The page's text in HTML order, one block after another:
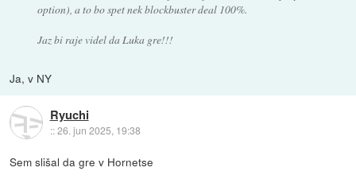
option), a to bo spet nek blockbuster deal 100%.
Jaz bi raje videl da Luka gre!!!
Ja, v NY
Ryuchi
::26. jun 2025, 19:38
Sem slišal da gre v Hornetse